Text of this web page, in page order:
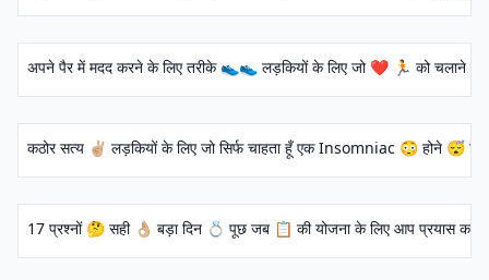
अपने पैर में मदद करने के लिए तरीके 👟👟 लड़कियों के लिए जो ❤️ 🏃 को चलाने के
कठोर सत्य ✌🏼 लड़कियों के लिए जो सिर्फ चाहता हूँ एक Insomniac 😳 होने 😴
17 प्रश्नों 🤔 सही 👌🏼 बड़ा दिन 💍 पूछ जब 📋 की योजना के लिए आप प्रयास कर